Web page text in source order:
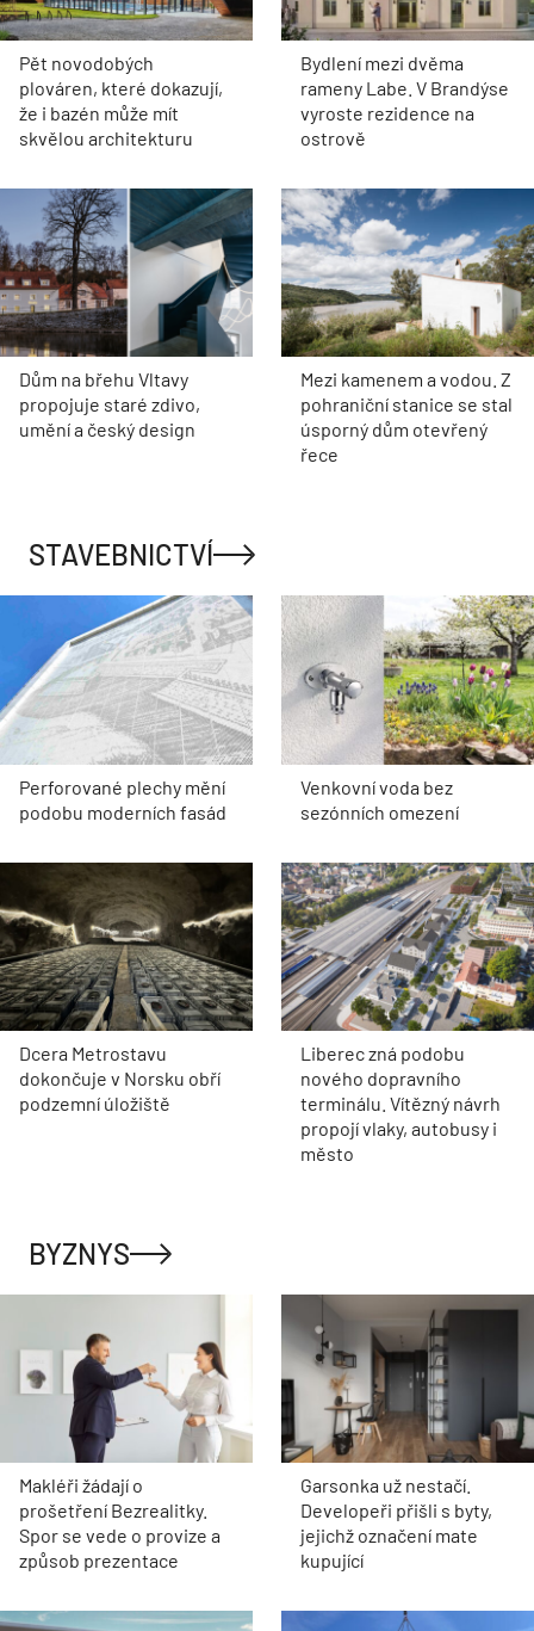
Pět novodobých
plováren, které dokazují,
že i bazén může mít
skvělou architekturu
Bydlení mezi dvěma
rameny Labe. V Brandýse
vyroste rezidence na
ostrově
Dům na břehu Vltavy
propojuje staré zdivo,
umění a český design
Mezi kamenem a vodou. Z
pohraniční stanice se stal
úsporný dům otevřený
řece
STAVEBNICTVÍ
Perforované plechy mění
podobu moderních fasád
Venkovní voda bez
sezónních omezení
Dcera Metrostavu
dokončuje v Norsku obří
podzemní úložiště
Liberec zná podobu
nového dopravního
terminálu. Vítězný návrh
propojí vlaky, autobusy i
město
BYZNYS
Makléři žádají o
prošetření Bezrealitky.
Spor se vede o provize a
způsob prezentace
Garsonka už nestačí.
Developeři přišli s byty,
jejichž označení mate
kupující